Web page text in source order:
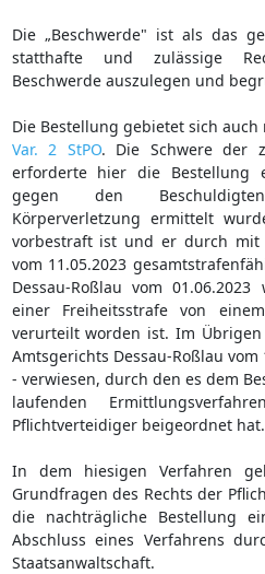
Die „Beschwerde" ist als das
statthafte und zulässige
Beschwerde auszulegen und
Die Bestellung gebietet sich
Var. 2 StPO. Die Schwere der
erforderte hier die Bestellung
gegen den
Körperverletzung ermittelt
vorbestraft ist und er durch mit
vom 11.05.2023
Dessau-Roßlau vom
einer Freiheitsstrafe von
verurteilt worden ist. Im
Amtsgerichts Dessau-Roßlau vom
- verwiesen, durch den es dem
laufenden
Pflichtverteidiger beigeordnet hat.
In dem hiesigen Verfahren
Grundfragen des Rechts der
die nachträgliche Bestellung
Abschluss eines Verfahrens
Staatsanwaltschaft.